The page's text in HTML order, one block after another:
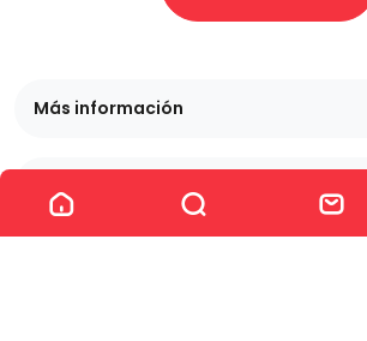
Ver los 41 coches
Más información
Coches Km 0 por ubicación